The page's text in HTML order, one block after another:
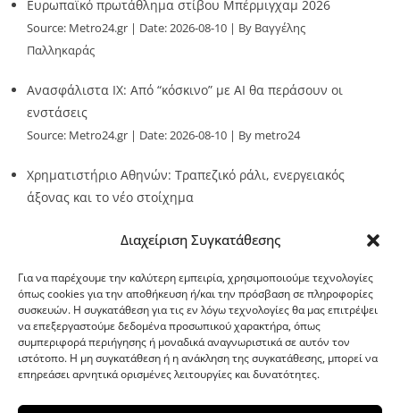
Διαχείριση Συγκατάθεσης
Για να παρέχουμε την καλύτερη εμπειρία, χρησιμοποιούμε τεχνολογίες
όπως cookies για την αποθήκευση ή/και την πρόσβαση σε πληροφορίες
συσκευών. Η συγκατάθεση για τις εν λόγω τεχνολογίες θα μας επιτρέψει
να επεξεργαστούμε δεδομένα προσωπικού χαρακτήρα, όπως
συμπεριφορά περιήγησης ή μοναδικά αναγνωριστικά σε αυτόν τον
ιστότοπο. Η μη συγκατάθεση ή η ανάκληση της συγκατάθεσης, μπορεί να
επηρεάσει αρνητικά ορισμένες λειτουργίες και δυνατότητες.
Ευρωπαϊκό πρωτάθλημα στίβου Μπέρμιγχαμ 2026
Source: Metro24.gr Date: 2026-08-10
By Βαγγέλης
Παλληκαράς
Ανασφάλιστα ΙΧ: Από “κόσκινο” με AI θα περάσουν οι
ενστάσεις
Source: Metro24.gr Date: 2026-08-10 By metro24
Χρηματιστήριο Αθηνών: Τραπεζικό ράλι, ενεργειακός
άξονας και το νέο στοίχημα
G-point.gr